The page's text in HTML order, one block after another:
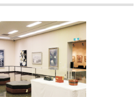
宝福寺
文禄２年（1593）に創建されたとい
われ、慶長６年（1601）に家康が２